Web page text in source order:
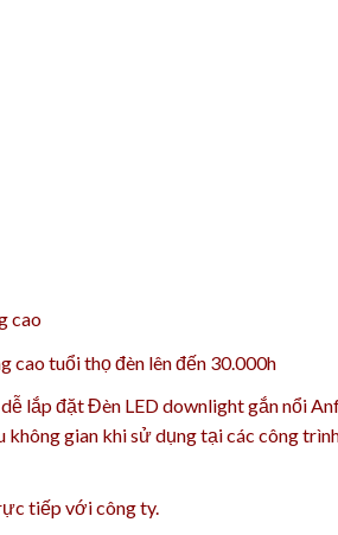
cao
cao tuổi thọ đèn lên đến 30.000h
lắp đặt Đèn LED downlight gắn nổi
không gian khi sử dụng tại các công
tiếp với công ty.